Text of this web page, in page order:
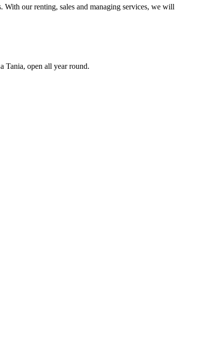
our renting, sales and managing services, we will
Tania, open all year round.